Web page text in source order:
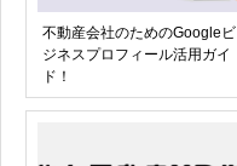
不動産会社のためのGoogleビ
ジネスプロフィール活用ガイ
ド！